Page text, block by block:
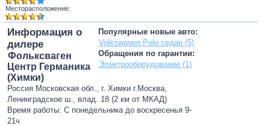
Месторасположение:
Популярные новые авто:
Volkswagen Polo седан (5)
Обращения по гарантии:
Электрооборудование (1)
Информация о
дилере
Фольксваген
Центр Германика
(Химки)
Россия Московская обл., г. Химки г.Москва,
Ленинградское ш., влад. 18 (2 км от МКАД)
Время работы: С понедельника до воскресенья 9-
21ч